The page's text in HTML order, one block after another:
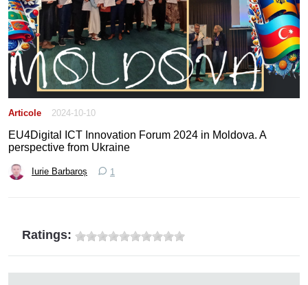
Articole 2024-10-10
EU4Digital ICT Innovation Forum 2024 in Moldova. A
perspective from Ukraine
Iurie Barbaroș 1
Ratings: